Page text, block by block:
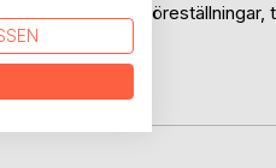
etablerade